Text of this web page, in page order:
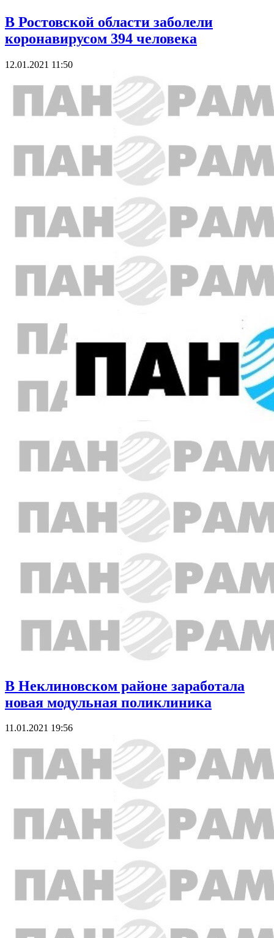
В Ростовской области заболели
коронавирусом 394 человека
12.01.2021 11:50
В Неклиновском районе заработала
новая модульная поликлиника
11.01.2021 19:56